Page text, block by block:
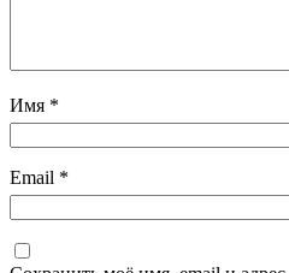
Имя *
Email *